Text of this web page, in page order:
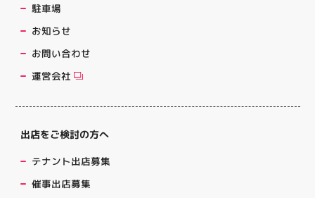
駐車場
お知らせ
お問い合わせ
運営会社
出店をご検討の方へ
テナント出店募集
催事出店募集